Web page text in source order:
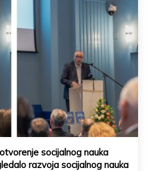
socijalnog nauka
razvoja socijalnog nauka